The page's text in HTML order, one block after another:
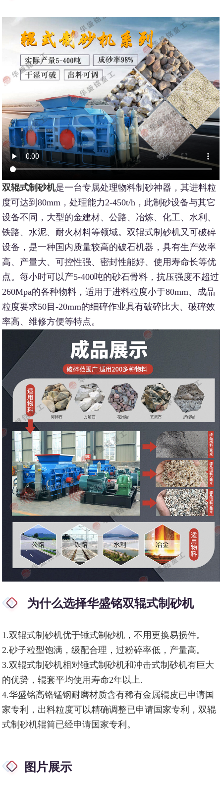
双辊式制砂机是一台专属处理物料制砂神器，其进料粒
度可达到80mm，处理能力2-450t/h，此制砂设备与其它
设备不同，大型的金建材、公路、冶炼、化工、水利、
铁路、水泥、耐火材料等领域。双辊式制砂机又可破碎
设备，是一种国内质量较高的破石机器，具有生产效率
高、产量大、可控性强、密封性能好、使用寿命长等优
点。每小时可以产5-400吨的砂石骨料，抗压强度不超过
260Mpa的各种物料，适用于进料粒度小于80mm、成品
粒度要求50目-20mm的细碎作业具有破碎比大、破碎效
率高、维修方便等特点。
为什么选择华盛铭双辊式制砂机
1.双辊式制砂机优于锤式制砂机，不用更换易损件。
2.砂子粒型饱满，级配合理，过粉碎率低，产量高。
3.双辊式制砂机相对锤式制砂机和冲击式制砂机有巨大
的优势，辊套平均使用寿命2年以上.
4.华盛铭高铬锰钢耐磨材质含有稀有金属辊皮已申请国
家专利，出料粒度可以精确调整已申请国家专利，双辊
式制砂机辊筒已经申请国家专利。
图片展示